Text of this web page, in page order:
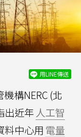
用LINE傳送
構NERC (北
出近年 人工智
料中心用 電量